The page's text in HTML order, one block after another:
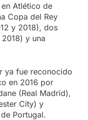
Atlético de
Copa del Rey
y 2018), dos
y una
ya fue reconocido
en 2016 por
(Real Madrid),
City) y
Portugal.